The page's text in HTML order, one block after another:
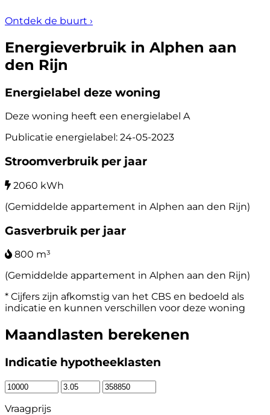
Ontdek de buurt ›
Energieverbruik in Alphen aan
den Rijn
Energielabel deze woning
Deze woning heeft een energielabel A
Publicatie energielabel: 24-05-2023
Stroomverbruik per jaar
2060 kWh
(Gemiddelde appartement in Alphen aan den Rijn)
Gasverbruik per jaar
800 m³
(Gemiddelde appartement in Alphen aan den Rijn)
* Cijfers zijn afkomstig van het CBS en bedoeld als
indicatie en kunnen verschillen voor deze woning
Maandlasten berekenen
Indicatie hypotheeklasten
Vraagprijs